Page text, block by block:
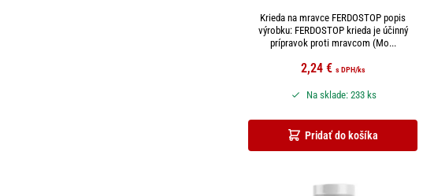
Krieda na mravce FERDOSTOP popis
výrobku: FERDOSTOP krieda je účinný
prípravok proti mravcom (Mo...
2,24 € s DPH/ks
Pridať do košíka
Na sklade: 233 ks